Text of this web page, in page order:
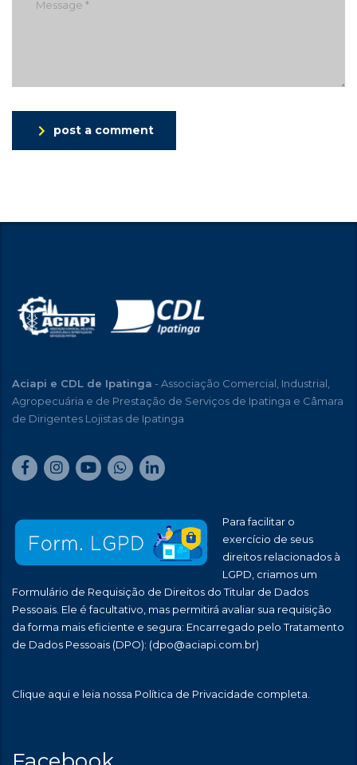
post a comment
Aciapi e CDL de Ipatinga - Associação Comercial, Industrial,
Agropecuária e de Prestação de Serviços de Ipatinga e Câmara
de Dirigentes Lojistas de Ipatinga
Para facilitar o
exercício de seus
direitos relacionados à
LGPD, criamos um
Formulário de Requisição de Direitos do Titular de Dados
Pessoais. Ele é facultativo, mas permitirá avaliar sua requisição
da forma mais eficiente e segura: Encarregado pelo Tratamento
de Dados Pessoais (DPO): (dpo@aciapi.com.br)
Clique aqui e leia nossa Política de Privacidade completa.